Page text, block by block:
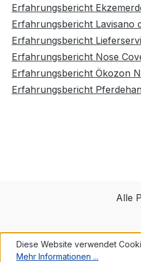
Ausführungen.Kranke
sensible Pferde können
diesen hochwertigen
Nüsternschutz trotzdem
bzw. den Reitplatz
genießen.Erfahre mehr in
Erfahrungsbericht
Erfahrungsbericht Lavisano
Erfahrungsbericht
Erfahrungsbericht Nose
Erfahrungsbericht Ökozon
Erfahrungsbericht
Alle
Diese Website verwendet
Mehr Informationen ...